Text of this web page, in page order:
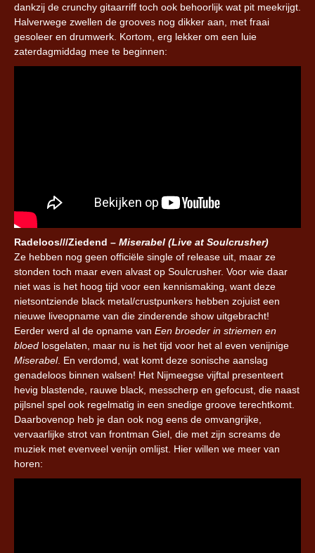
dankzij de crunchy gitaarriff toch ook behoorlijk wat pit meekrijgt.
Halverwege zwellen de grooves nog dikker aan, met fraai
gesoleer en drumwerk. Kortom, erg lekker om een luie
zaterdagmiddag mee te beginnen:
Radeloos///Ziedend – Miserabel (Live at Soulcrusher)
Ze hebben nog geen officiële single of release uit, maar ze
stonden toch maar even alvast op Soulcrusher. Voor wie daar
niet was is het hoog tijd voor een kennismaking, want deze
nietsontziende black metal/crustpunkers hebben zojuist een
nieuwe liveopname van die zinderende show uitgebracht!
Eerder werd al de opname van Een broeder in striemen en
bloed losgelaten, maar nu is het tijd voor het al even venijnige
Miserabel. En verdomd, wat komt deze sonische aanslag
genadeloos binnen walsen! Het Nijmeegse vijftal presenteert
hevig blastende, rauwe black, messcherp en gefocust, die naast
pijlsnel spel ook regelmatig in een snedige groove terechtkomt.
Daarbovenop heb je dan ook nog eens de omvangrijke,
vervaarlijke strot van frontman Giel, die met zijn screams de
muziek met evenveel venijn omlijst. Hier willen we meer van
horen: